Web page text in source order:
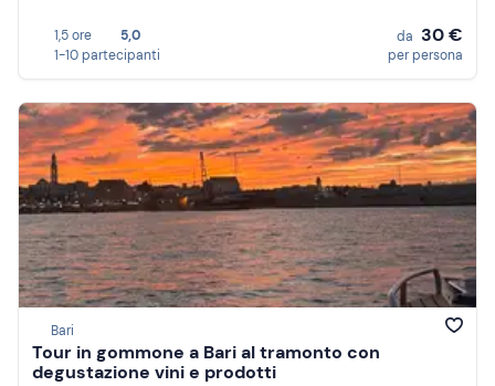
1,5 ore
5,0
1-10 partecipanti
da 30 €
per persona
Bari
Tour in gommone a Bari al tramonto con
degustazione vini e prodotti